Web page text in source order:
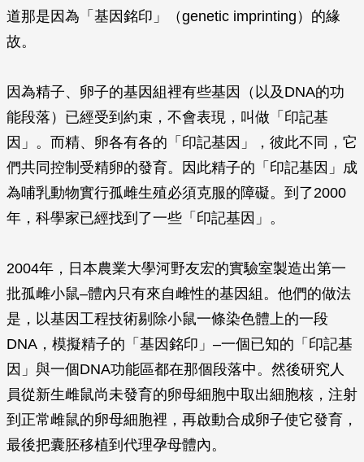
道那是因為「基因銘印」（genetic imprinting）的緣
故。
因為精子、卵子的基因組裡有些基因（以及DNA的功
能段落）已經受到約束，不會表現，叫做「印記基
因」。而精、卵各有各的「印記基因」，彼此不同，它
們共同控制受精卵的發育。因此精子的「印記基因」成
為哺乳動物實行孤雌生殖必須克服的障礙。到了2000
年，科學家已經找到了一些「印記基因」。
2004年，日本農業大學河野友宏的實驗室製造出第一
批孤雌小鼠–體內只有來自雌性的基因組。他們的做法
是，以基因工程技術剔除小鼠一條染色體上的一段
DNA，模擬精子的「基因銘印」–一個已知的「印記基
因」與一個DNA功能區都在那個段落中。然後研究人
員從新生雌鼠尚未發育的卵母細胞中取出細胞核，注射
到正常雌鼠的卵母細胞裡，再啟動合成卵子使它發育，
最後把囊胚移植到代理孕母體內。